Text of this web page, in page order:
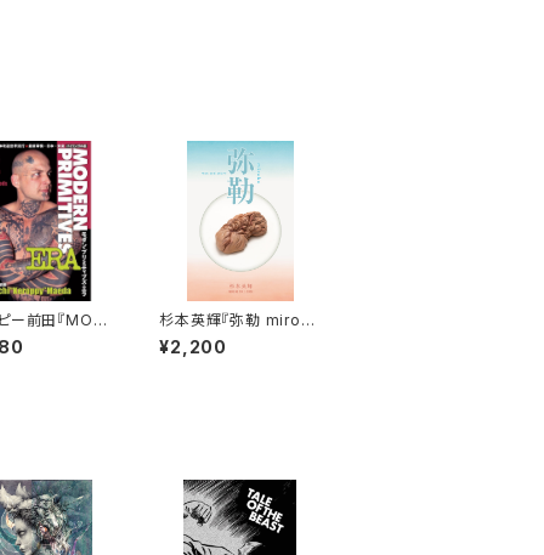
ー前田『MODE
ERA』
り】
杉本英輝『弥勒 mirok
u』
¥2,200